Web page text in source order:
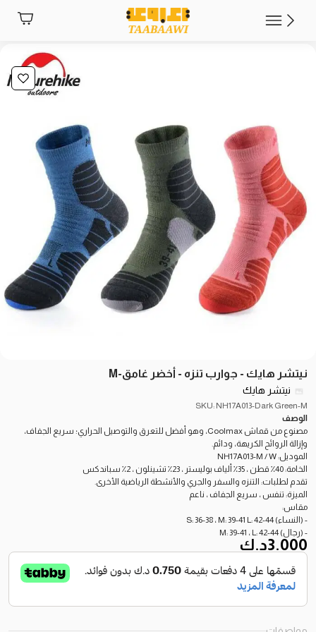
نيتشر هايك - جوارب تنزه - أخضر غامق-M
نيتشر هايك
SKU: NH17A013-Dark Green-M
الوصف
مصنوع من قماش Coolmax، وهو أفضل للتعرق والتوصيل الحراري؛ سريع الجفاف،
وإزالة الروائح الكريهة، ودائم.
الموديل: NH17A013-M / W
الخامة: 40٪ قطن ، 35٪ ألياف بوليستر ، 23٪ تشينلون ، 2٪ سباندكس
تقدم لطلبات: التنزه والسفر والجري والأنشطة الرياضية الأخرى.
الميزة: تنفس ، سريع الجفاف ، ناعم
مقاس:
- (النساء) S: 36-38 ، M: 39-41 L: 42-44
- (رجال) M: 39-41 ، L: 42-44
3.000د.ك